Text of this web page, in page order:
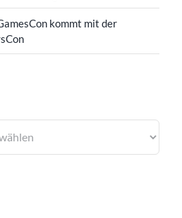
kommt mit der